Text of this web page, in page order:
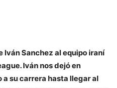
Iván Sanchez al equipo iraní
Iván nos dejó en
a su carrera hasta llegar al